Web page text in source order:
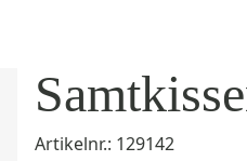
Artikelnr.: 129142